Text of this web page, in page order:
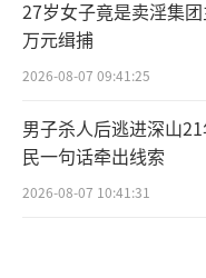
27岁女子竟是卖淫集
万元缉捕
2026-08-07 09:41:25
男子杀人后逃进深山
民一句话牵出线索
2026-08-07 10:41:31